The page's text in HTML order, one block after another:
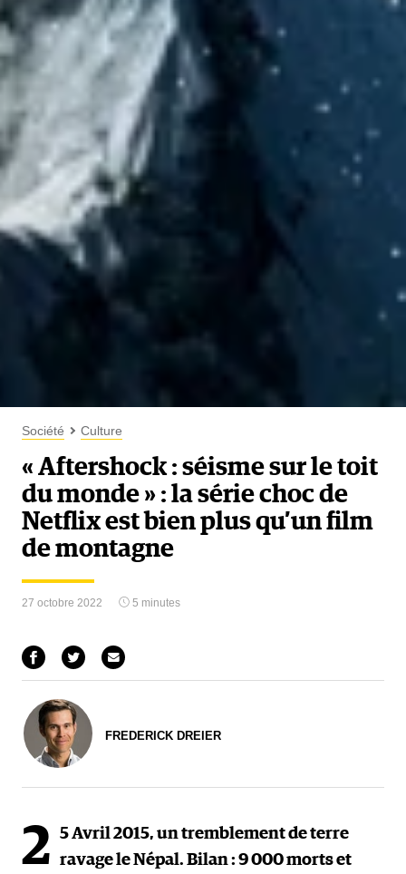
Société Culture
« Aftershock : séisme sur le toit
du monde » : la série choc de
Netflix est bien plus qu’un film
de montagne
27 octobre 2022 5 minutes
FREDERICK DREIER
2 5 Avril 2015, un tremblement de terre
ravage le Népal. Bilan : 9 000 morts et